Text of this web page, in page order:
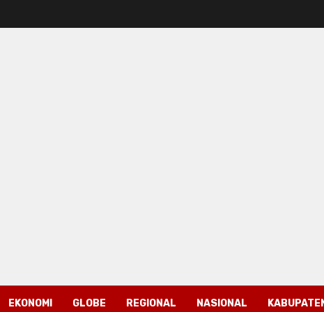
EKONOMI GLOBE REGIONAL NASIONAL